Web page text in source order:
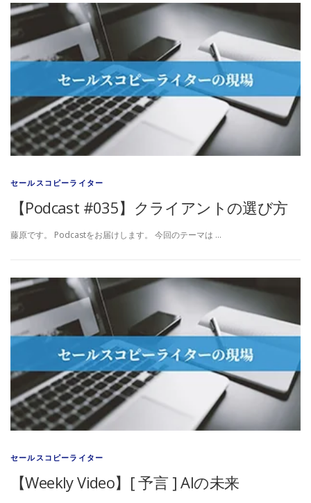
セールスコピーライター
【Podcast #035】クライアントの選び方
藤原です。 Podcastをお届けします。 今回のテーマは …
セールスコピーライター
【Weekly Video】[ 予言 ] AIの未来